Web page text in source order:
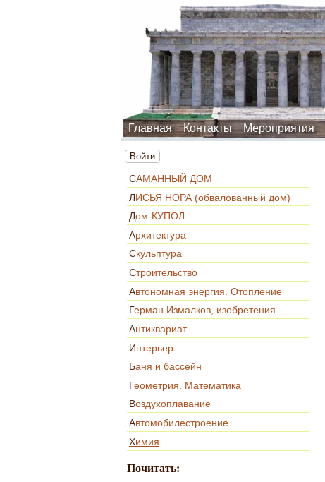
Главная Контакты Мероприятия
Войти
САМАННЫЙ ДОМ
ЛИСЬЯ НОРА (обвалованный дом)
Дом-КУПОЛ
Архитектура
Скульптура
Строительство
Автономная энергия. Отопление
Герман Измалков, изобретения
Антиквариат
Интерьер
Баня и бассейн
Геометрия. Математика
Воздухоплавание
Автомобилестроение
Химия
Почитать: